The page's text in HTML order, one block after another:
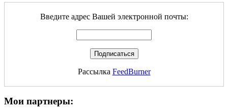
Введите адрес Вашей электронной почты:
Рассылка FeedBurner
Мои партнеры: